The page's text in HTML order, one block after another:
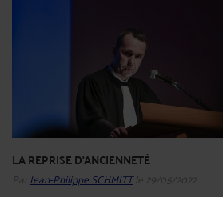
LA REPRISE D'ANCIENNETÉ
Par Jean-Philippe SCHMITTle 29/05/2022